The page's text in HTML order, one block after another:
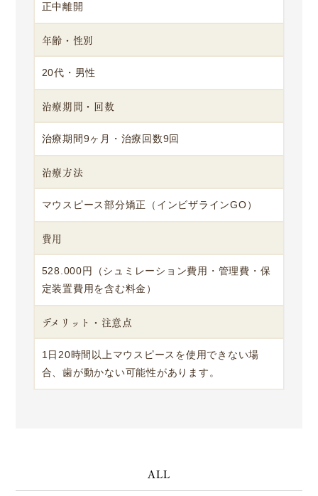
正中離開
年齢・性別
20代・男性
治療期間・回数
治療期間9ヶ月・治療回数9回
治療方法
マウスピース部分矯正（インビザラインGO）
費用
528.000円（シュミレーション費用・管理費・保
定装置費用を含む料金）
デメリット・注意点
1日20時間以上マウスピースを使用できない場
合、歯が動かない可能性があります。
ALL